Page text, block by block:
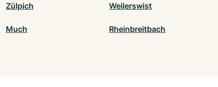
Zülpich Weilerswist
Much Rheinbreitbach